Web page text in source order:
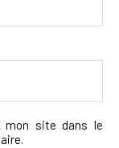
mon site dans le